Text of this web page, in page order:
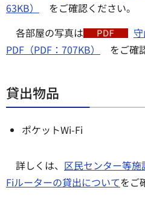
63KB）
をご確認ください。
各部屋の写真は
PDF（PDF：707KB）
をご確
貸出物品
ポケットWi-Fi
詳しくは、 区民センター等
Fiルーターの貸出についてをご